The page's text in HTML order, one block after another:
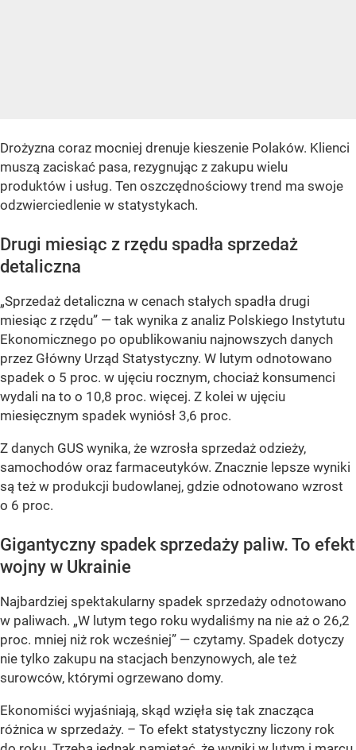
Drożyzna coraz mocniej drenuje kieszenie Polaków. Klienci
muszą zaciskać pasa, rezygnując z zakupu wielu
produktów i usług. Ten oszczędnościowy trend ma swoje
odzwierciedlenie w statystykach.
Drugi miesiąc z rzędu spadła sprzedaż
detaliczna
„Sprzedaż detaliczna w cenach stałych spadła drugi
miesiąc z rzędu” — tak wynika z analiz Polskiego Instytutu
Ekonomicznego po opublikowaniu najnowszych danych
przez Główny Urząd Statystyczny. W lutym odnotowano
spadek o 5 proc. w ujęciu rocznym, chociaż konsumenci
wydali na to o 10,8 proc. więcej. Z kolei w ujęciu
miesięcznym spadek wyniósł 3,6 proc.
Z danych GUS wynika, że wzrosła sprzedaż odzieży,
samochodów oraz farmaceutyków. Znacznie lepsze wyniki
są też w produkcji budowlanej, gdzie odnotowano wzrost
o 6 proc.
Gigantyczny spadek sprzedaży paliw. To efekt
wojny w Ukrainie
Najbardziej spektakularny spadek sprzedaży odnotowano
w paliwach. „W lutym tego roku wydaliśmy na nie aż o 26,2
proc. mniej niż rok wcześniej” — czytamy. Spadek dotyczy
nie tylko zakupu na stacjach benzynowych, ale też
surowców, którymi ogrzewano domy.
Ekonomiści wyjaśniają, skąd wzięła się tak znacząca
różnica w sprzedaży. – To efekt statystyczny liczony rok